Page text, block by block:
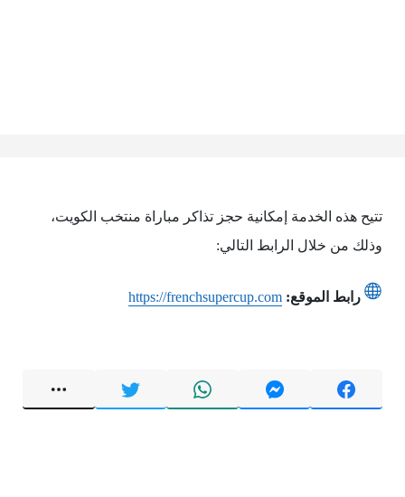
تتيح هذه الخدمة إمكانية حجز تذاكر مباراة منتخب الكويت،
وذلك من خلال الرابط التالي:
رابط الموقع: https://frenchsupercup.com